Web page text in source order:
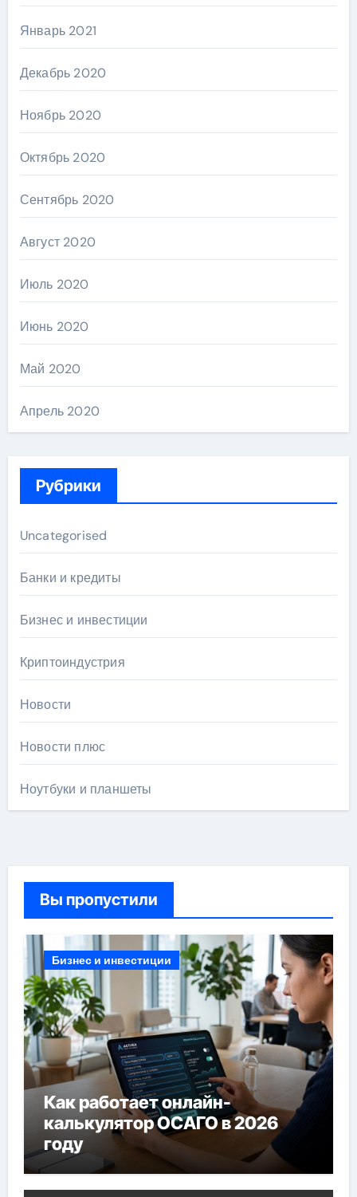
Январь 2021
Декабрь 2020
Ноябрь 2020
Октябрь 2020
Сентябрь 2020
Август 2020
Июль 2020
Июнь 2020
Май 2020
Апрель 2020
Рубрики
Uncategorised
Банки и кредиты
Бизнес и инвестиции
Криптоиндустрия
Новости
Новости плюс
Ноутбуки и планшеты
Вы пропустили
Бизнес и инвестиции
Как работает онлайн-
калькулятор ОСАГО в 2026
году